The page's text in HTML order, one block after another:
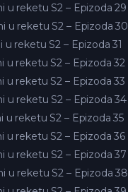
u reketu S2 – Epizoda 29
u reketu S2 – Epizoda 30
u reketu S2 – Epizoda 31
u reketu S2 – Epizoda 32
u reketu S2 – Epizoda 33
u reketu S2 – Epizoda 34
u reketu S2 – Epizoda 35
u reketu S2 – Epizoda 36
u reketu S2 – Epizoda 37
u reketu S2 – Epizoda 38